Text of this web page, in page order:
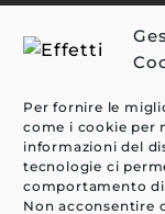
Per fornire le
come i cookie per
informazioni del
tecnologie ci
comportamento di
Non acconsentire
EFFETTI
CLIENTI
BLOG
CONTATTI